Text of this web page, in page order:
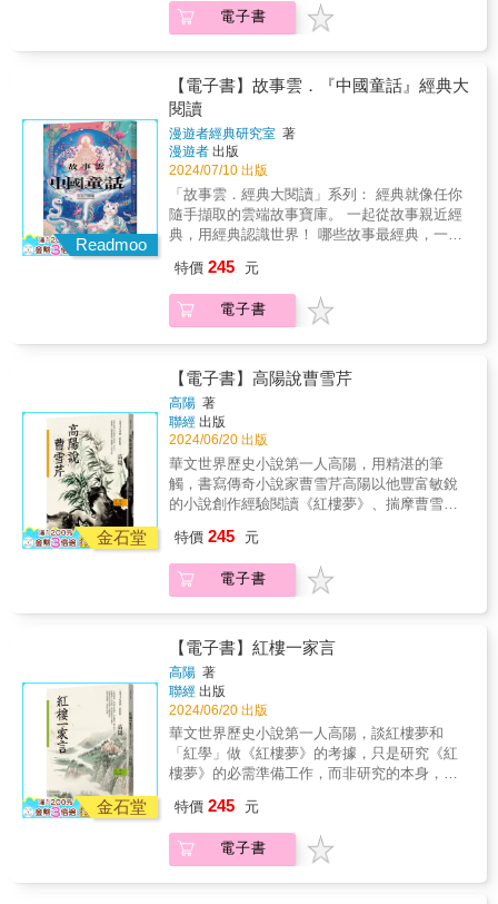
市經濟的繁榮發展，都為小說提供了更豐富的
主題和素材。 唐傳奇依照題材內容來分，大致
可分為神怪、愛情、諷喻、豪俠和歷史等類，
思想；愛情類則是描寫才子佳人的愛情故事；
安史之亂以後，藩鎮割據跋扈，欺壓百姓，因
此出現行俠仗義的豪俠故事；諷喻類則是以故
事說明佛理或道教的人生觀，描寫人世無常；
還有一些是取材史料故事，再加以鋪排改編
的。許多小說其實兼具不同的類別。 本書收錄
的篇章都是唐代的傳奇，其敘事更具文學與藝
術的美感，既有浪漫主義的想像力，又有現實
個性和內心世界。這些傳奇故事不只成為後代
戲曲的靈感來源，寫作手法也對後來的話本小
說、元明清的章回小說產生很大的影響。
◆「故事雲．中國經典大閱讀」計畫特色：◎
型」特質的代表性篇章◎透過親切有趣的白話
語言，輕鬆閱讀故事◎蒐羅與故事相關的原典
與出處簡介，認識古典中國文學最好的入門
◆■【故事雲．中國經典大閱讀】計畫：經典中
國神話（2024.06出版）、經典中國童話
（2024.07出版）經典中國鬼話（2024.11出
版）、經典中國傳奇（2024.12出版）經典中國
精怪（2025.06出版）、經典中國公案
（2025.07出版）
作品中，例如志怪筆記裡，通常是作為一種奇
聞異事來記錄，描述各種見鬼、遇鬼、死而復
《閱微草堂筆記》等書，文人筆下的鬼故事，
才開始有更為曲折離奇的情節，鬼的形象也開
始生動傳神起來。因為死後世界是神祕不可知
的領域，各種「鬼話」的創作，在某個程度上
是反映出活人對於死後世界的想像，同時也折
射出一個民族的文化與生命觀。 在中國鬼故事
中，有個很大的特色是有許多描寫人鬼戀的篇
章。古人認為鬼也具有人的情感與執念，他們
或有什麼生前未了心願，或是思念親人，或是
還眷戀著陽間，因此還與活人有情感糾葛。中
國鬼故事的另一個特色是受到道教、佛教等宗
教思想影響，出現了強調生死輪回、因果報
應、描述地府世界的諸多故事。這些故事通常
帶有道德教化的意味，並傳達善惡報應的觀
想與影射諷刺現實的，鬼故事已經不是單純的
獵奇傳說，而是有揭露現實中貪腐不公等弊端
的社會意義，同時藉此替活人滿足現實無法達
成的願望。 ◆「故事雲．中國經典大閱讀」計
畫特色：◎從古典文學中選取具原創性、藝術
性，有「原型」特質的代表性篇章◎透過親切
有趣的白話語言，輕鬆閱讀故事◎蒐羅與故事
好的入門◆■【故事雲．中國經典大閱讀】計
畫：經典中國神話（2024.06出版）、經典中國
童話（2024.07出版）經典中國鬼話（2024.11
出版）、經典中國傳奇（2024.12出版）經典中
（2025.07出版）
凌性傑（作家）厭世國文老師（高中教師）
到李白說「東山高臥時起來，欲濟蒼生未應
晚」，就知道他是想出仕？◎為什麼看到陳子
昂說自己「歲華盡搖落」、杜甫說「萬里悲秋
常作客」時，就知道他們不只在悲秋，還在感
慨自己懷才不遇？◎為什麼看到蘇軾說「望斷
高唐路」、元稹說「除卻巫山不是雲」時，就
知道他們在懷念情人？◎為什麼看到陸游說
「膾美菰香，秋風又起」，就知道他在想念家
鄉？唐宋大文豪讀書破萬卷之後，遇到各種喜
怒哀樂、傷春悲秋的時刻，發現比他們更老的
詩人將這些古代小故事寫進了他們的詩詞裡，
變成了我們如今所說的「哏」（aka典故）。這
些哏可不是現今那些只流行三五年的詞，而是
文學符號。典故，是讓詩詞文章增色的關鍵，
是能讓讀者秒懂作者意思的密碼。反過來說，
看不懂這些哏，往往就看不懂這首詩詞要說什
麼了。那麼，究竟是誰創造了這些哏？這些哏
分別代表什麼意思？什麼哏是古人最愛寫的？
古人又是怎麼用這些哏的？本書整理歸納了14
種古代文豪愛用的典故，賞析了39位唐宋文人
【關鍵詞】、【詩詞舉例與賞析】。首先解說
每個典故的由來，然後列出關鍵字，再逐一賞
析相關詩詞，看這些文人是在什麼情境與背景
詩詞2.透過這些典故的故事ＩＰ，增加文學常
識與國學素養3.培養與擴充語感，迅速理解現
代歌詞與古典詩詞要表達的意境4.利用典故的
關鍵詞，化繁為簡地理解更多詩詞文章
電子書
Readmoo
【電子書】故事雲．『中國童話』經典大
閱讀
漫遊者經典研究室 著
漫遊者 出版
2024/07/10 出版
「故事雲．經典大閱讀」系列： 經典就像任你
隨手擷取的雲端故事寶庫。 一起從故事親近經
典，用經典認識世界！ 哪些故事最經典，一生
多的變形故事？ 哪些故事最耐讀，千百年後讀
來仍趣味盎然？ ◆ ■【故事雲．中國經典大閱
讀】計畫： 經典中國神話（2024.06出版）、
版） 經典中國精怪（2025.06出版）、經典中
國公案（2025.07出版） ◆ ◎一對姊弟去探望
外婆，晚上睡覺時，女孩卻發現這個外婆不但
渾身有毛，半夜還在喀嚓喀嚓地啃著什麼東西
&hellip;&hellip;〈老虎外婆〉，出自《廣虞初新
志》 ◎有個神奇的柏木枕頭，人從枕頭後面裂
開的小孔進去，就算在裡面過了一輩子的生
活，出來之後只過了片刻&hellip;&hellip;〈柏枕
幻夢〉，出自：《幽明錄》 ◎孤兒吳堪有天在
從此每天回家後，茶水飯菜都已經準備好了
&hellip;&hellip;〈吳堪與白螺女〉，出自：《原
化記》 ◎薛偉生病昏迷二十幾天後突然醒來，
他跟正在吃魚膾的同僚說，自己就是他們剛剛
殺來吃的大鯉魚&hellip;&hellip;〈薛偉變魚
記〉，出自：《續玄怪錄》 ◎荀生天生身有異
香，因為船難流落一座小島。島上的城牆都是
用糞土塗的，居民看到荀生都被臭到嘔吐，把
他當瘴氣驅趕，直到荀生掉進一個糞坑
&hellip;&hellip;〈荀生與蜣螂城〉，出自：《諧
鐸》&& & ◆ 童話通常有新奇誇張的情節，充
滿幻想的內容除了蘊含創作者的想像，也反應
了某些現實，進而從中看出當時的社會民情。
例如故事中各種具有人性的鳥獸動物、花草樹
木，可以看到古人認為眾生皆有靈的思想；孝
特價 245 元
電子書
金石堂
【電子書】高陽說曹雪芹
高陽 著
聯經 出版
2024/06/20 出版
華文世界歷史小說第一人高陽，用精湛的筆
觸，書寫傳奇小說家曹雪芹高陽以他豐富敏銳
的小說創作經驗閱讀《紅樓夢》、揣摩曹雪芹
熟清朝八旗制度及人事文物的廣泛知識與掌
故，提供精確而豐富的曹雪芹生平事蹟，乃至
《紅樓夢》的時代背景，探究其那不為眾人熟
生動而廣受讀者喜愛。本書描繪曹家的繁華舊
夢和人事滄桑，不僅收入多篇史學價值極高的
考究典故文章，也收錄自承書寫「紅樓夢斷系
列」的緣由和發現。對於《紅樓夢》、曹雪芹
身處之時代背景甚或於紅學有興趣的讀者，此
書絕對值得悉心細究。高陽寢饋文史、浸淫至
深，更有千萬字以上的小說創作經驗，有其獨
到處。讀高陽作品，層層婉轉、淋漓盡致、擘
肌析理、勝義紛呈，令人目不暇給。
特價 245 元
電子書
金石堂
【電子書】紅樓一家言
高陽 著
聯經 出版
2024/06/20 出版
華文世界歷史小說第一人高陽，談紅樓夢和
「紅學」做《紅樓夢》的考據，只是研究《紅
樓夢》的必需準備工作，而非研究的本身，因
史書。就算把《紅樓夢》後四十回的作者，以
及曹雪芹的家世考證得明明白白，對於《紅樓
夢》在文學上的價值，好在何處？壞在那裡？
特價 245 元
電子書